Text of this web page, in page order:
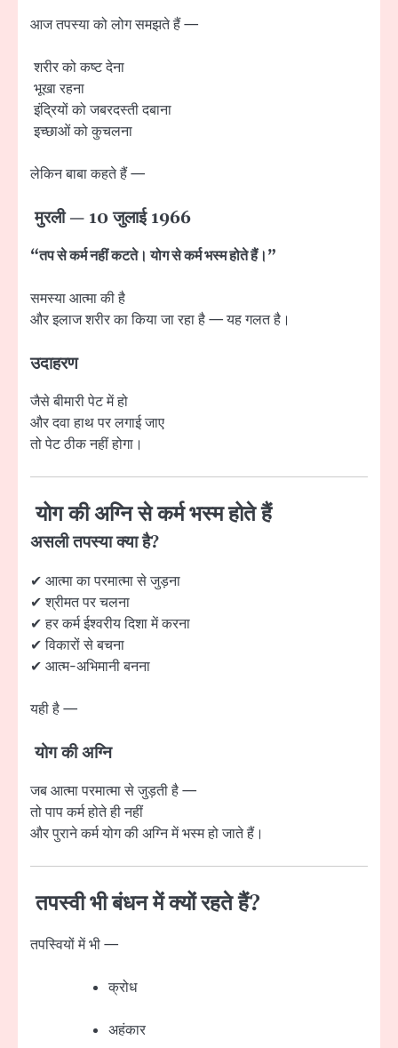
आज तपस्या को लोग समझते हैं —
शरीर को कष्ट देना
भूखा रहना
इंद्रियों को जबरदस्ती दबाना
इच्छाओं को कुचलना
लेकिन बाबा कहते हैं —
मुरली — 10 जुलाई 1966
“तप से कर्म नहीं कटते। योग से कर्म भस्म होते हैं।”
समस्या आत्मा की है
और इलाज शरीर का किया जा रहा है — यह गलत है।
उदाहरण
जैसे बीमारी पेट में हो
और दवा हाथ पर लगाई जाए
तो पेट ठीक नहीं होगा।
योग की अग्नि से कर्म भस्म होते हैं
असली तपस्या क्या है?
✔ आत्मा का परमात्मा से जुड़ना
✔ श्रीमत पर चलना
✔ हर कर्म ईश्वरीय दिशा में करना
✔ विकारों से बचना
✔ आत्म-अभिमानी बनना
यही है —
योग की अग्नि
जब आत्मा परमात्मा से जुड़ती है —
तो पाप कर्म होते ही नहीं
और पुराने कर्म योग की अग्नि में भस्म हो जाते हैं।
तपस्वी भी बंधन में क्यों रहते हैं?
तपस्वियों में भी —
क्रोध
अहंकार